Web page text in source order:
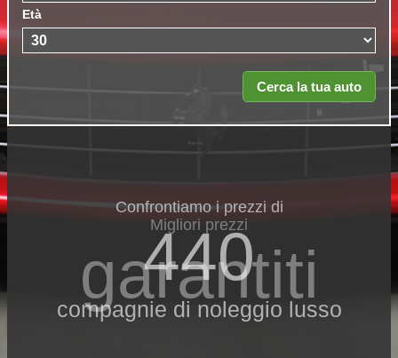
Età
Confrontiamo i prezzi di
440
compagnie di noleggio lusso
Migliori prezzi
garantiti